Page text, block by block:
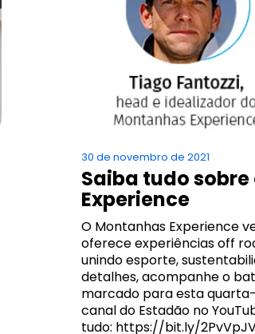
30 de novembro de 2021
Saiba tudo
Experience
O Montanhas Experience
oferece experiências off
unindo esporte,
detalhes, acompanhe o
marcado para esta quarta-
canal do Estadão no
tudo: https://bit.ly/